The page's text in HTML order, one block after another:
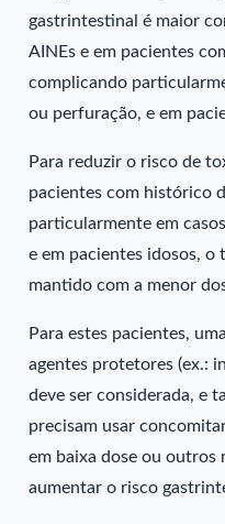
gastrintestinal é maior
AINEs e em pacientes
complicando
ou perfuração, e em
Para reduzir o risco de
pacientes com histórico
particularmente em
e em pacientes idosos,
mantido com a menor
Para estes pacientes,
agentes protetores (ex.:
deve ser considerada, e
precisam usar
em baixa dose ou outros
aumentar o risco